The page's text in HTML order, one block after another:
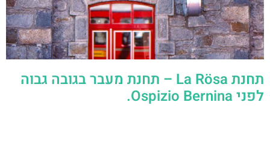
תחנת La Rösa – תחנת מעבר בגובה גבוה
לפני Ospizio Bernina.